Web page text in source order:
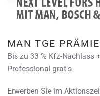
MAN TGE
Bis zu 33 % Kfz-Nachlass
Professional gratis
Erwerben Sie im